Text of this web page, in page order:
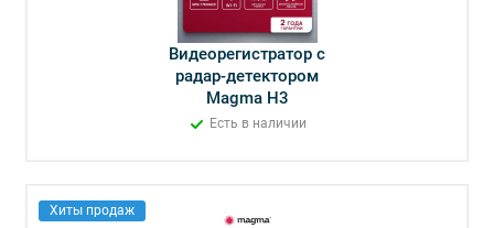
Видеорегистратор с
радар-детектором
Magma H3
Есть в наличии
Хиты продаж